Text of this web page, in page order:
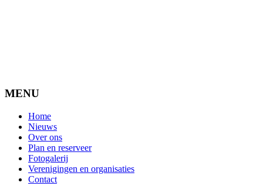
MENU
Home
Nieuws
Over ons
Plan en reserveer
Fotogalerij
Verenigingen en organisaties
Contact